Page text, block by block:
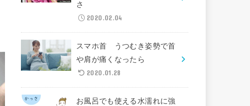
さ
2020.02.04
スマホ首 うつむき姿勢で首
や肩が痛くなったら
2020.01.28
お風呂でも使える水濡れに強